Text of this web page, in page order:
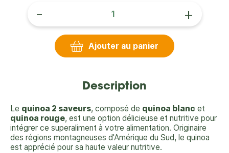
- +
Ajouter au panier
Description
Le quinoa 2 saveurs, composé de quinoa blanc et
quinoa rouge, est une option délicieuse et nutritive pour
intégrer ce superaliment à votre alimentation. Originaire
des régions montagneuses d'Amérique du Sud, le quinoa
est apprécié pour sa haute valeur nutritive.